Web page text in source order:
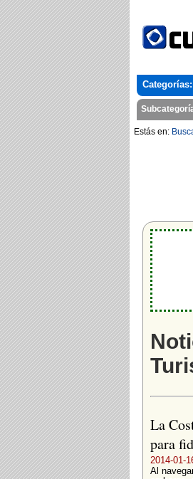
Categorías:
Estás en:
La
para
2014-01-
Al